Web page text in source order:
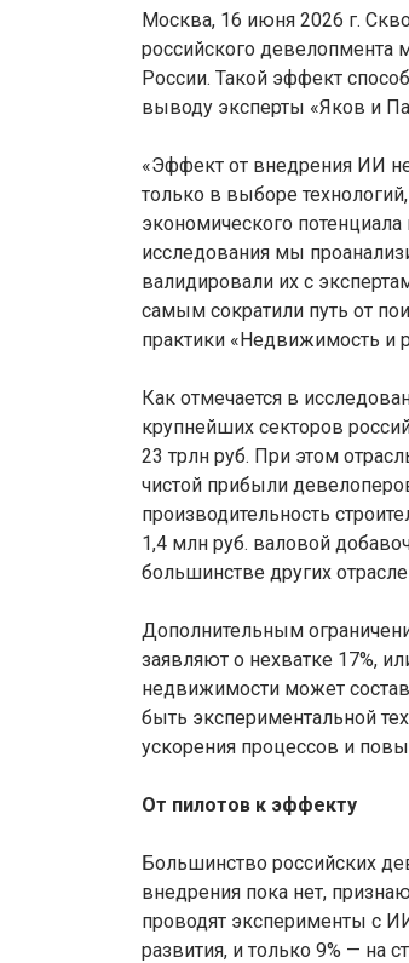
Москва, 16 июня 2026 г.
российского девелопмента
России. Такой эффект
выводу эксперты «Яков и
«Эффект от внедрения ИИ
только в выборе
экономического
исследования мы
валидировали их с
самым сократили путь от
практики «Недвижимость и
Как отмечается в
крупнейших секторов
23 трлн руб. При этом
чистой прибыли
производительность
1,4 млн руб. валовой
большинстве других
Дополнительным
заявляют о нехватке 17%,
недвижимости может
быть экспериментальной
ускорения процессов и
От пилотов к эффекту
Большинство российских
внедрения пока нет,
проводят эксперименты с
развития, и только 9% — на